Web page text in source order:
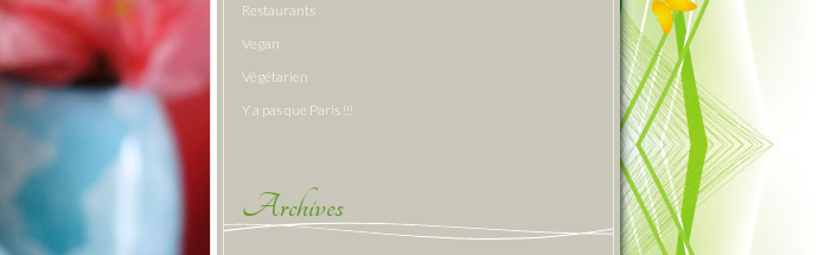
Restaurants
Vegan
Végétarien
Y a pas que Paris !!!
Archives